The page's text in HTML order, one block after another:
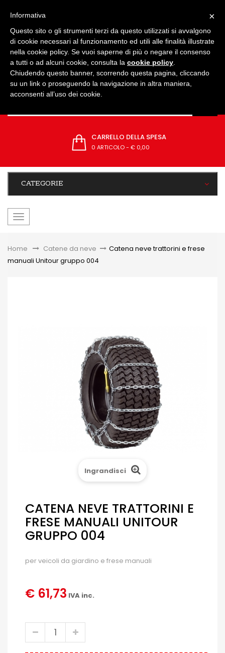
CARRELLO DELLA SPESA
0 ARTICOLO- € 0,00
CATEGORIE
navigazione
Home &gt;Catene da neve > Catena neve trattorini e frese
manuali Unitour gruppo 004
Ingrandisci
CATENA NEVE TRATTORINI E
FRESE MANUALI UNITOUR
GRUPPO 004
per veicoli da giardino e frese manuali
€ 61,73 IVA inc.
×
Informativa
Questo sito o gli strumenti terzi da questo utilizzati si avvalgono
di cookie necessari al funzionamento ed utili alle finalità illustrate
nella cookie policy. Se vuoi saperne di più o negare il consenso
a tutti o ad alcuni cookie, consulta la cookie policy
Chiudendo questo banner, scorrendo questa pagina, cliccando
su un link o proseguendo la navigazione in altra maniera,
acconsenti all’uso dei cookie.